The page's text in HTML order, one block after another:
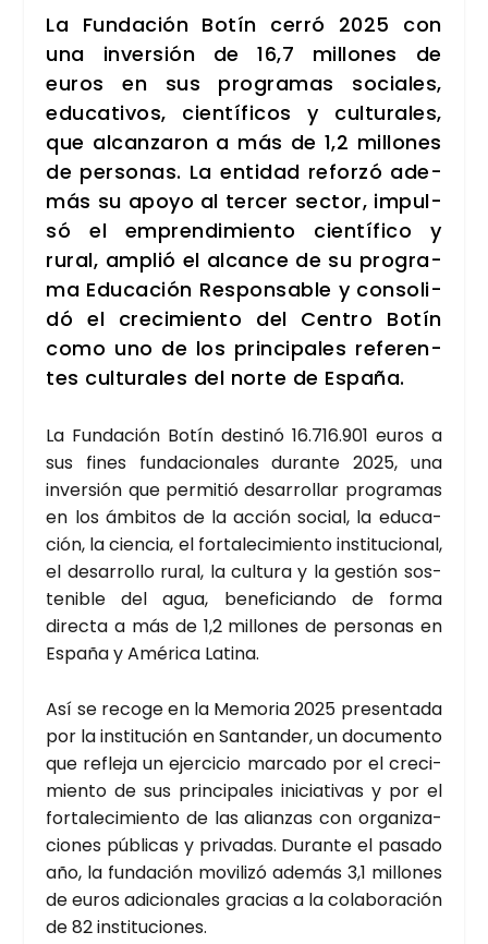
La Fun­da­ción Botín cerró 2025 con
una inver­sión de 16,7 millo­nes de
euros en sus pro­gra­mas socia­les,
edu­ca­ti­vos, cien­tí­fi­cos y cul­tu­ra­les,
que alcan­za­ron a más de 1,2 millo­nes
de per­so­nas. La enti­dad refor­zó ade­
más su apo­yo al ter­cer sec­tor, impul­
só el empren­di­mien­to cien­tí­fi­co y
rural, amplió el alcan­ce de su pro­gra­
ma Edu­ca­ción Res­pon­sa­ble y con­so­li­
dó el cre­ci­mien­to del Cen­tro Botín
como uno de los prin­ci­pa­les refe­ren­
tes cul­tu­ra­les del nor­te de Espa­ña.
La Fun­da­ción Botín des­ti­nó 16.716.901 euros a
sus fines fun­da­cio­na­les duran­te 2025, una
inver­sión que per­mi­tió desa­rro­llar pro­gra­mas
en los ámbi­tos de la acción social, la edu­ca­
ción, la cien­cia, el for­ta­le­ci­mien­to ins­ti­tu­cio­nal,
el desa­rro­llo rural, la cul­tu­ra y la ges­tión sos­
te­ni­ble del agua, bene­fi­cian­do de for­ma
direc­ta a más de 1,2 millo­nes de per­so­nas en
Espa­ña y Amé­ri­ca Lati­na.
Así se reco­ge en la Memo­ria 2025 pre­sen­ta­da
por la ins­ti­tu­ción en San­tan­der, un docu­men­to
que refle­ja un ejer­ci­cio mar­ca­do por el cre­ci­
mien­to de sus prin­ci­pa­les ini­cia­ti­vas y por el
for­ta­le­ci­mien­to de las alian­zas con orga­ni­za­
cio­nes públi­cas y pri­va­das. Duran­te el pasa­do
año, la fun­da­ción movi­li­zó ade­más 3,1 millo­nes
de euros adi­cio­na­les gra­cias a la cola­bo­ra­ción
de 82 ins­ti­tu­cio­nes.